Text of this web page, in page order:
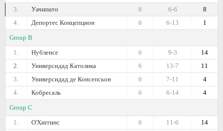
3.
Уачипато 8
6-6
6
4.
Депортес Концепцион 1
6-13
6
Group B
1.
Нубленсе 14
9-3
6
2.
Универсидад Католика 11
13-7
6
3.
Универсидад де Консепсьон 4
7-11
6
4.
Кобресаль 4
6-14
6
Group C
1.
О'Хиггинс 14
11-6
6